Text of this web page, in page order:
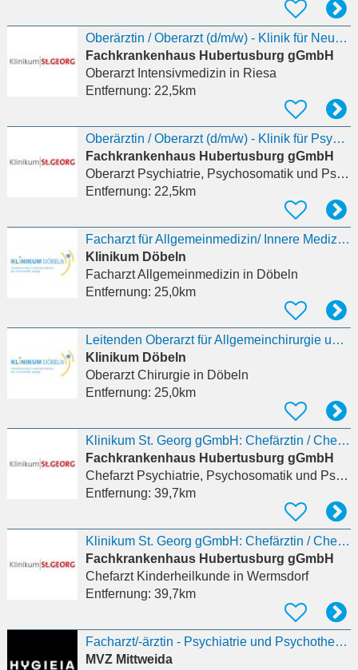
Oberärztin / Oberarzt (d/m/w) - Klinik für Neurologie und neurologische Intensivmedizin in
Fachkrankenhaus Hubertusburg gGmbH
Oberarzt Intensivmedizin in Riesa
Entfernung: 22,5km
Oberärztin / Oberarzt (d/m/w) - Klinik für Psychiatrie und Psychotherapie (Abteilung für
Fachkrankenhaus Hubertusburg gGmbH
Oberarzt Psychiatrie, Psychosomatik und Psychotherapie
Entfernung: 22,5km
Facharzt für Allgemeinmedizin/ Innere Medizin (m/w/d), mit ZB Diabetologie
Klinikum Döbeln
Facharzt Allgemeinmedizin in Döbeln
Entfernung: 25,0km
Leitenden Oberarzt für Allgemeinchirurgie und Viszeralchirurgie (m/w/d)
Klinikum Döbeln
Oberarzt Chirurgiein Döbeln
Entfernung: 25,0km
Klinikum St. Georg gGmbH: Chefärztin / Chefarzt (d/m/w) - Psychiatrie und Psychotherapie und/oder
Fachkrankenhaus Hubertusburg gGmbH
Chefarzt Psychiatrie, Psychosomatik und Psychotherapie
Entfernung: 39,7km
Klinikum St. Georg gGmbH: Chefärztin / Chefarzt (d/m/w) - Klinik für Kinder- und Jugendpsychiatrie
Fachkrankenhaus Hubertusburg gGmbH
Chefarzt Kinderheilkundein Wermsdorf
Entfernung: 39,7km
Facharzt/-ärztin - Psychiatrie und Psychotherapie (m/w/d)
MVZ Mittweida